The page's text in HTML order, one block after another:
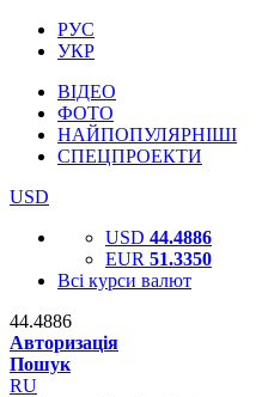
РУС
УКР
ВІДЕО
ФОТО
НАЙПОПУЛЯРНІШІ
СПЕЦПРОЕКТИ
USD
USD 44.4886
EUR 51.3350
Всі курси валют
44.4886
Авторизація
Пошук
RU